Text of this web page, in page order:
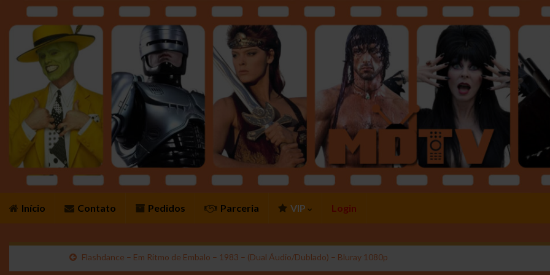
Início Contato Pedidos Parceria VIP Login
Flashdance – Em Ritmo de Embalo – 1983 – (Dual Áudio/Dublado) – Bluray 1080p